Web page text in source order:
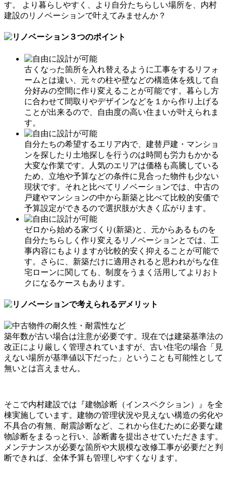
す。 より暮らしやすく、より自分たちらしい場所を、内村
建設のリノベーションで叶えてみませんか？
古くなった箇所を入れ替えるように工事をするリフォ
ームとは違い、元々の柱や壁などの構造体を残して自
分好みの空間に作り変えることが可能です。暮らし方
に合わせて間取りやデザインなどを１から作り上げる
ことが出来るので、自由度の高い住まいが叶えられま
す。
自分たちの希望するエリア内で、建替戸建・マンショ
ンを探したり土地探しを行うのは時間も労力もかかる
大変な作業です。人気のエリアは価格も高騰している
ため、立地や予算などの条件に見合った物件も少ない
現状です。それと比べてリノベーションでは、中古の
戸建やマンションの中から新築と比べて比較的安価で
予算設定ができるので選択肢が大きく広がります。
ゼロから始める家づくり(新築)と、元からあるものを
自分たちらしく作り変えるリノベーションとでは、工
事内容にもよりますが比較的安く抑えることが可能で
す。さらに、新築だけに適用されると思われがちな住
宅ローンに関しても、制度をうまく活用してよりおト
クになるケースもあります。
築年数が古い場合は注意が必要です。現在では建築基準法の
改正により厳しく管理されていますが、古い住宅の場合「見
えない場所が基準値以下だった」ということも可能性として
無いとは言えません。
そこで内村建設では『建物診断（インスペクション）』を全
棟実施しています。建物の管理状況や見えない構造の劣化や
不具合の有無、耐震診断など、これから住むために必要な建
物診断をまるっと行い、診断書を提出させていただきます。
メンテナンスが必要な箇所や大規模な改修工事が必要だと判
断できれば、全体予算も管理しやすくなります。